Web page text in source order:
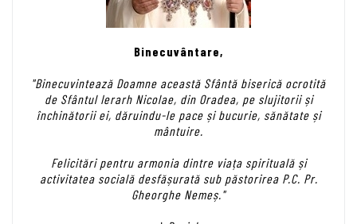
Binecuvântare,
"Binecuvintează Doamne această Sfântă biserică ocrotită
de Sfântul Ierarh Nicolae, din Oradea, pe slujitorii și
închinătorii ei, dăruindu-le pace și bucurie, sănătate și
mântuire.
Felicitări pentru armonia dintre viața spirituală și
activitatea socială desfășurată sub păstorirea P.C. Pr.
Gheorghe Nemeș."